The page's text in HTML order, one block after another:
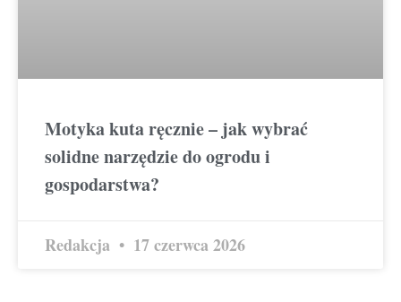
Motyka kuta ręcznie – jak wybrać
solidne narzędzie do ogrodu i
gospodarstwa?
Redakcja 17 czerwca 2026